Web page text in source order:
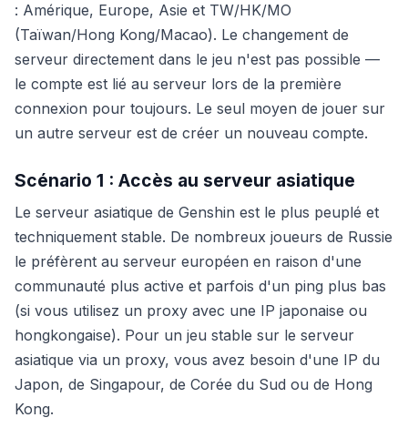
: Amérique, Europe, Asie et TW/HK/MO
(Taïwan/Hong Kong/Macao). Le changement de
serveur directement dans le jeu n'est pas possible —
le compte est lié au serveur lors de la première
connexion pour toujours. Le seul moyen de jouer sur
un autre serveur est de créer un nouveau compte.
Scénario 1 : Accès au serveur asiatique
Le serveur asiatique de Genshin est le plus peuplé et
techniquement stable. De nombreux joueurs de Russie
le préfèrent au serveur européen en raison d'une
communauté plus active et parfois d'un ping plus bas
(si vous utilisez un proxy avec une IP japonaise ou
hongkongaise). Pour un jeu stable sur le serveur
asiatique via un proxy, vous avez besoin d'une IP du
Japon, de Singapour, de Corée du Sud ou de Hong
Kong.